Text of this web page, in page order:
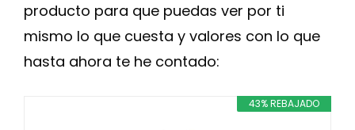
producto para que puedas ver por ti
mismo lo que cuesta y valores con lo que
hasta ahora te he contado:
43% REBAJADO